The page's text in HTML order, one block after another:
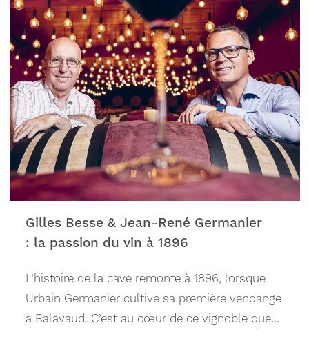
Gilles Besse & Jean-René Germanier
: la passion du vin à 1896
L’histoire de la cave remonte à 1896, lorsque
Urbain Germanier cultive sa première vendange
à Balavaud. C’est au cœur de ce vignoble que